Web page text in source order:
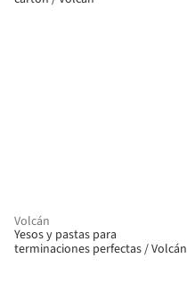
Volcán
Yesos y pastas para
terminaciones perfectas / Volcán